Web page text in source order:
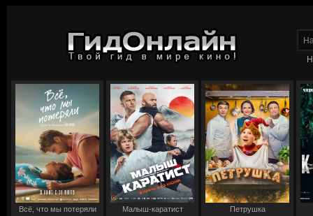
Всё, что мы потеряли Малыш-каратист Петрушка